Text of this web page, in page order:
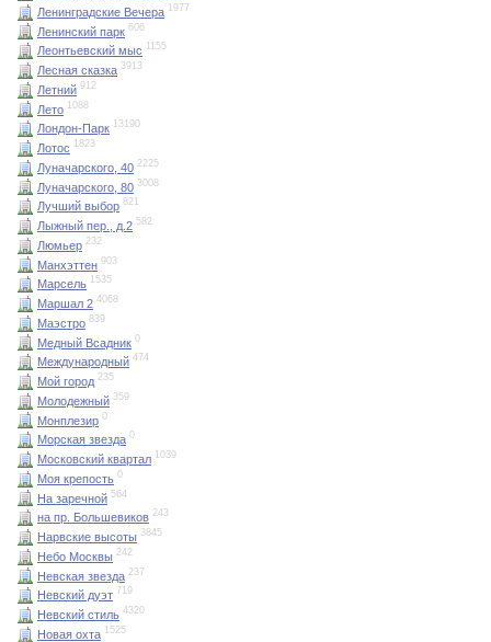
Ленинградские Вечера 1977
Ленинский парк 606
Леонтьевский мыс 1155
Лесная сказка 3913
Летний 912
Лето 1088
Лондон-Парк 13190
Лотос 1823
Луначарского, 40 2225
Луначарского, 80 3008
Лучший выбор 821
Лыжный пер., д.2 582
Люмьер 232
Манхэттен 903
Марсель 1535
Маршал 2 4068
Маэстро 839
Медный Всадник 0
Международный 474
Мой город 235
Молодежный 359
Монплезир 0
Морская звезда 0
Московский квартал 1039
Моя крепость 0
На заречной 564
на пр. Большевиков 243
Нарвские высоты 3845
Небо Москвы 242
Невская звезда 237
Невский дуэт 719
Невский стиль 4320
Новая охта 1525